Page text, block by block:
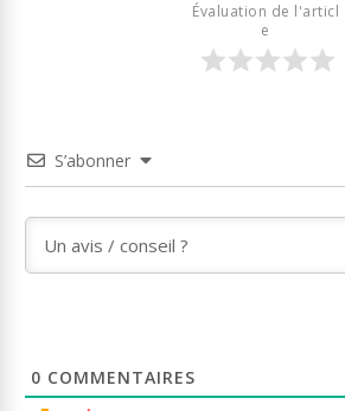
Évaluation de l'articl
e
S’abonner
0 COMMENTAIRES